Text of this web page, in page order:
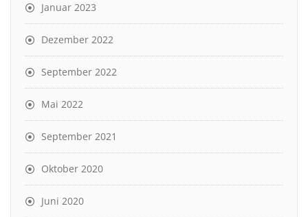
Januar 2023
Dezember 2022
September 2022
Mai 2022
September 2021
Oktober 2020
Juni 2020